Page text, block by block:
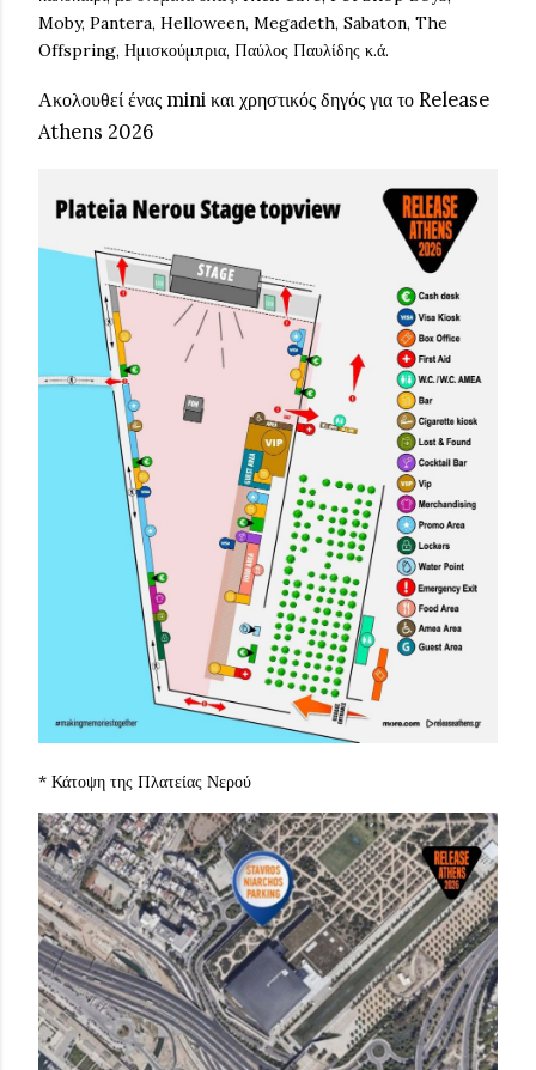
Moby, Pantera, Helloween, Megadeth, Sabaton, The
Offspring, Ημισκούμπρια, Παύλος Παυλίδης κ.ά.
Ακολουθεί ένας mini και χρηστικός δηγός για το Release
Athens 2026
* Κάτοψη της Πλατείας Νερού